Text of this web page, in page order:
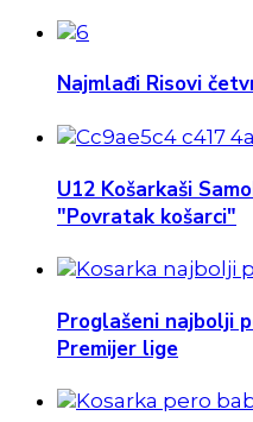
Najmlađi Risovi
U12 Košarkaši
"Povratak košarci"
Proglašeni najbolji
Premijer lige